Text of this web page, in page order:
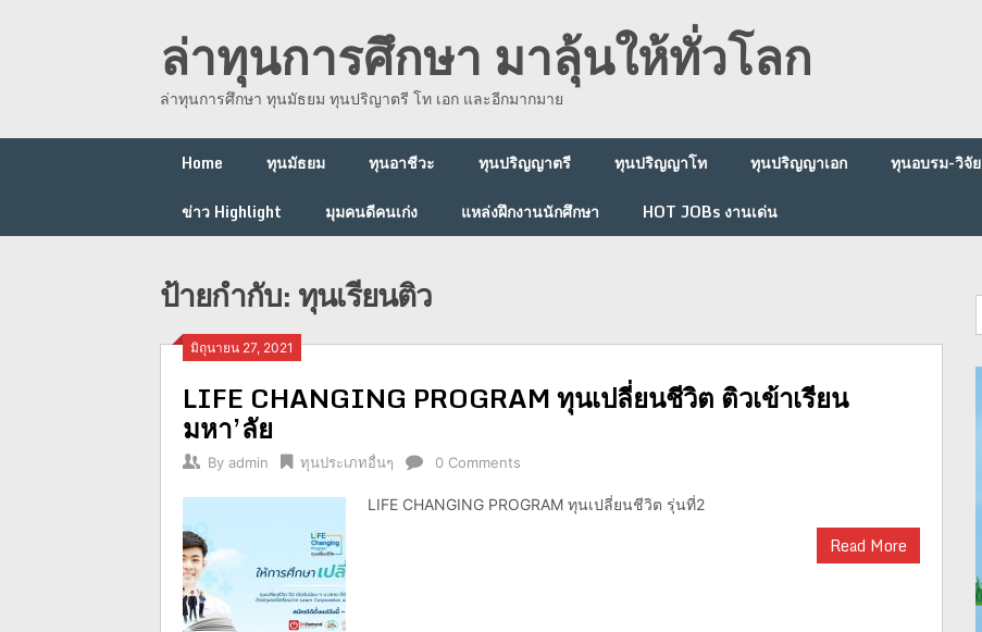
ล่าทุนการศึกษา มาลุ้นให้ทั่วโลก
ล่าทุนการศึกษา ทุนมัธยม ทุนปริญาตรี โท เอก และอีกมากมาย
Home ทุนมัธยม ทุนอาชีวะ ทุนปริญญาตรี ทุนปริญญาโท ทุนปริญญาเอก ทุนอบรม-วิจัย
ข่าว Highlight
มุมคนดีคนเก่ง แหล่งฝึกงานนักศึกษา HOT JOBs งานเด่น
ป้ายกำกับ:ทุนเรียนติว
มิถุนายน 27, 2021
LIFE CHANGING PROGRAM ทุนเปลี่ยนชีวิต ติวเข้าเรียน
มหา’ลัย
By admin ทุนประเภทอื่นๆ 0 Comments
LIFE CHANGING PROGRAM ทุนเปลี่ยนชีวิต รุ่นที่2
Read More